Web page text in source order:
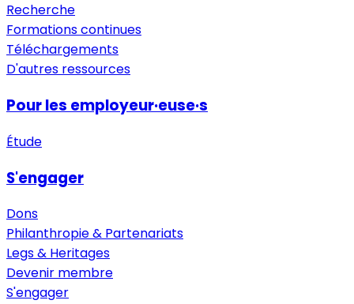
Recherche
Formations continues
Téléchargements
D'autres ressources
Pour les employeur·euse·s
Étude
S'engager
Dons
Philanthropie & Partenariats
Legs & Heritages
Devenir membre
S'engager